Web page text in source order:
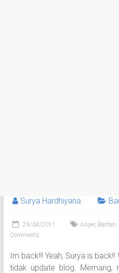
Surya Hardhiyana
24/04/2011 Anyer, Banten,
Comments
Im back!!! Yeah, Surya is
tidak update blog. Memang,